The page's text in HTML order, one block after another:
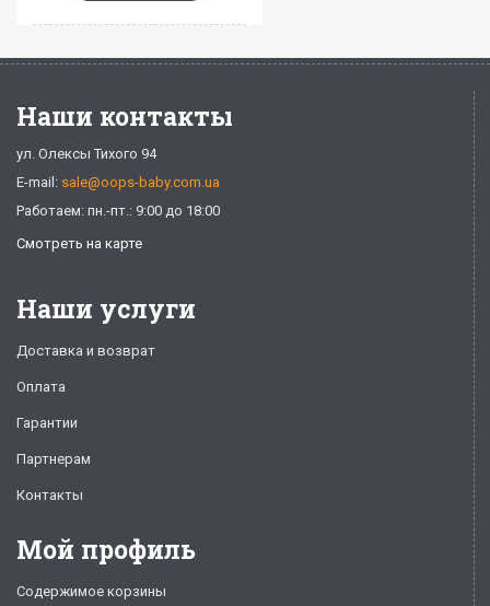
Наши контакты
ул. Олексы Тихого 94
E-mail: sale@oops-baby.com.ua
Работаем: пн.-пт.: 9:00 до 18:00
Смотреть на карте
Наши услуги
Доставка и возврат
Оплата
Гарантии
Партнерам
Контакты
Мой профиль
Содержимое корзины